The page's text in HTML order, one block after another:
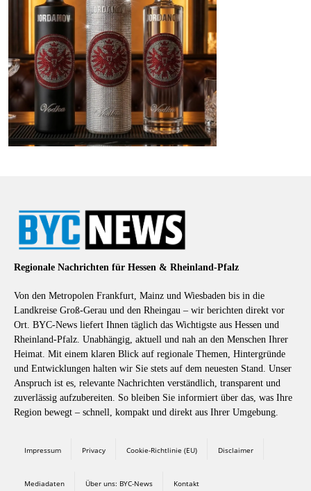
Regionale Nachrichten für Hessen & Rheinland-Pfalz
Von den Metropolen Frankfurt, Mainz und Wiesbaden bis in die
Landkreise Groß-Gerau und den Rheingau – wir berichten direkt vor
Ort. BYC-News liefert Ihnen täglich das Wichtigste aus Hessen und
Rheinland-Pfalz. Unabhängig, aktuell und nah an den Menschen Ihrer
Heimat. Mit einem klaren Blick auf regionale Themen, Hintergründe
und Entwicklungen halten wir Sie stets auf dem neuesten Stand. Unser
Anspruch ist es, relevante Nachrichten verständlich, transparent und
zuverlässig aufzubereiten. So bleiben Sie informiert über das, was Ihre
Region bewegt – schnell, kompakt und direkt aus Ihrer Umgebung.
Impressum Privacy Cookie-Richtlinie (EU) Disclaimer
Mediadaten Über uns: BYC-News Kontakt